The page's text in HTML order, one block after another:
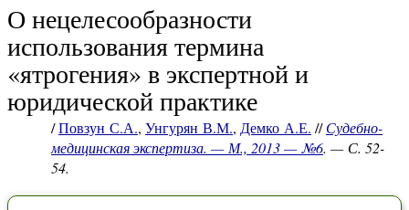
О нецелесообразности
использования термина
«ятрогения» в экспертной и
юридической практике
/Повзун С.А., Унгурян В.М., Демко А.Е. //Судебно-
медицинская экспертиза. — М., 2013 — №6. — С. 52-
54.